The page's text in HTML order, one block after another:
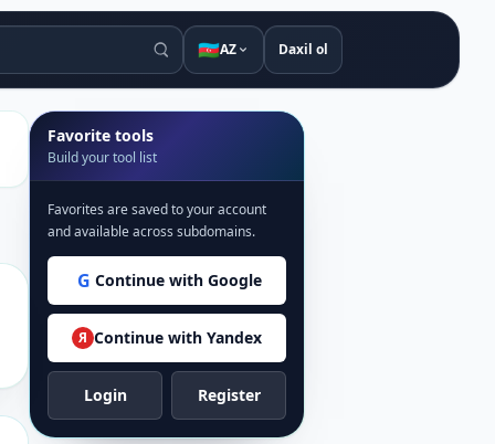
🇦🇿AZ Daxil ol
Favorite tools
Build your tool list
Favorites are saved to your account
and available across subdomains.
G Continue with Google
Я Continue with Yandex
Login Register